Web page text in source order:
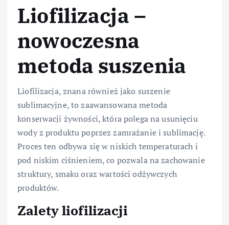
Liofilizacja –
nowoczesna
metoda suszenia
Liofilizacja, znana również jako suszenie
sublimacyjne, to zaawansowana metoda
konserwacji żywności, która polega na usunięciu
wody z produktu poprzez zamrażanie i sublimację.
Proces ten odbywa się w niskich temperaturach i
pod niskim ciśnieniem, co pozwala na zachowanie
struktury, smaku oraz wartości odżywczych
produktów.
Zalety liofilizacji